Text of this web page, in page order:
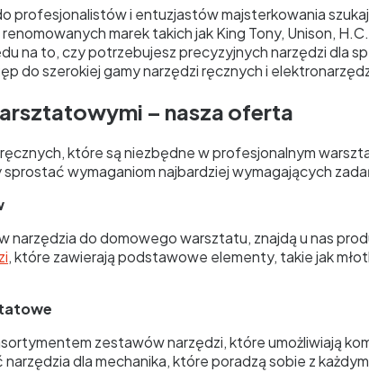
profesjonalistów i entuzjastów majsterkowania
marek takich jak King Tony, Unison,
na to, czy potrzebujesz precyzyjnych narzędzi dla
do szerokiej gamy narzędzi ręcznych i
– nasza oferta
które są niezbędne w profesjonalnym
wymaganiom najbardziej wymagających
narzędzia do domowego warsztatu, znajdą u nas
, które zawierają podstawowe elementy, takie jak
zestawów narzędzi, które umożliwiają
narzędzia dla mechanika, które poradzą sobie z